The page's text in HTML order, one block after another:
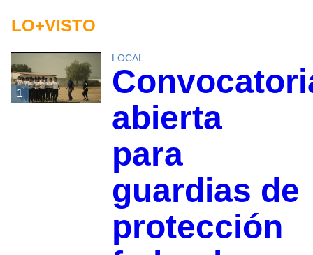
LO+VISTO
1
LOCAL
abierta
para
guardias de
protección